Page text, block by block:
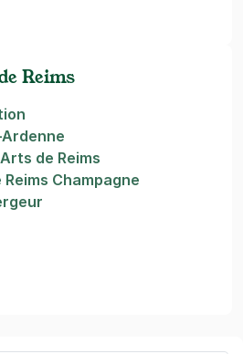
Reims
Ardenne
de Reims
Champagne